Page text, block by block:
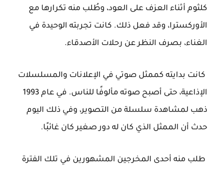
كلثوم أثناء العزف على العود، وطُلب منه تكرارها مع
الأوركسترا، وقد فعل ذلك. كانت تجربته الوحيدة في
الغناء، بصرف النظر عن رحلات الأصدقاء.
كانت بدايته كممثل صوتي في الإعلانات والمسلسلات
الإذاعية، حتى أصبح صوته مألوفًا للناس. في عام 1993
ذهب لمشاهدة سلسلة من التصوير، وفي ذلك اليوم
حدث أن الممثل الذي كان له دور صغير كان غائبًا.
طلب منه أحدى المخرجين المشهورين في تلك الفترة